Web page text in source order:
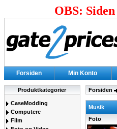
OBS:
Forsiden Min Konto
Produktkategorier
CaseModding
Computere
Film
Forsiden
Musik
Foto